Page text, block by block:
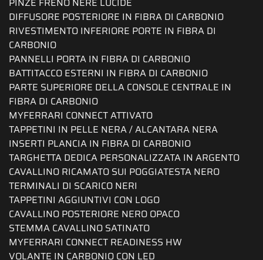
DIFFUSORE POSTERIORE IN FIBRA DI CARBONIO
RIVESTIMENTO INFERIORE PORTE IN FIBRA DI
CARBONIO
PANNELLI PORTA IN FIBRA DI CARBONIO
BATTITACCO ESTERNI IN FIBRA DI CARBONIO
PARTE SUPERIORE DELLA CONSOLE CENTRALE IN
FIBRA DI CARBONIO
MYFERRARI CONNECT ATTIVATO
TAPPETINI IN PELLE NERA / ALCANTARA NERA
INSERTI PLANCIA IN FIBRA DI CARBONIO
TARGHETTA DEDICA PERSONALIZZATA IN ARGENTO
CAVALLINO RICAMATO SUI POGGIATESTA NERO
TERMINALI DI SCARICO NERI
TAPPETINI AGGIUNTIVI CON LOGO
CAVALLINO POSTERIORE NERO OPACO
STEMMA CAVALLINO SATINATO
MYFERRARI CONNECT READINESS HW
VOLANTE IN CARBONIO CON LED